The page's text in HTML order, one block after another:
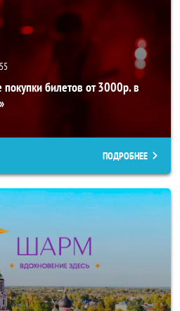
билетов от 3000р. в
ПОДРОБНЕЕ